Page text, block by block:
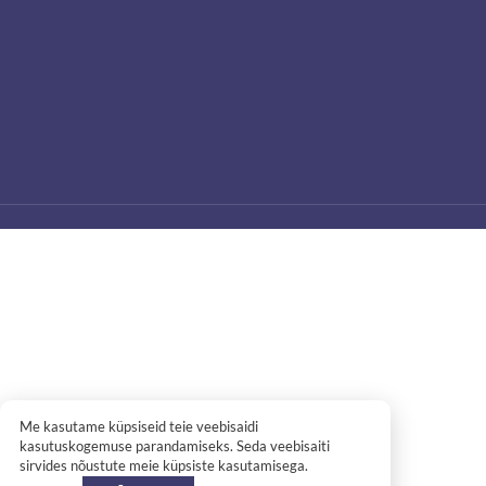
Me kasutame küpsiseid teie veebisaidi
kasutuskogemuse parandamiseks. Seda veebisaiti
sirvides nõustute meie küpsiste kasutamisega.